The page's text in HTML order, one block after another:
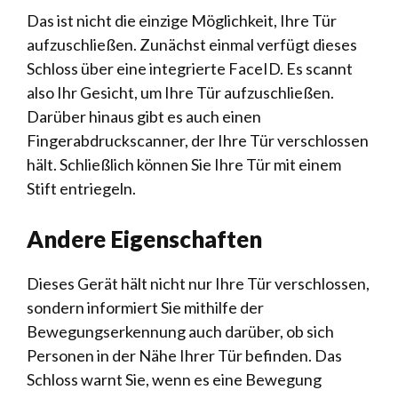
Das ist nicht die einzige Möglichkeit, Ihre Tür
aufzuschließen. Zunächst einmal verfügt dieses
Schloss über eine integrierte FaceID. Es scannt
also Ihr Gesicht, um Ihre Tür aufzuschließen.
Darüber hinaus gibt es auch einen
Fingerabdruckscanner, der Ihre Tür verschlossen
hält. Schließlich können Sie Ihre Tür mit einem
Stift entriegeln.
Andere Eigenschaften
Dieses Gerät hält nicht nur Ihre Tür verschlossen,
sondern informiert Sie mithilfe der
Bewegungserkennung auch darüber, ob sich
Personen in der Nähe Ihrer Tür befinden. Das
Schloss warnt Sie, wenn es eine Bewegung